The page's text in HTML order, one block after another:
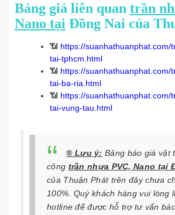
Bảng giá liên quan trần
Nano tại Đồng Nai của
📶 https://suanhathuanphat.com/
tai-tphcm.html
📶 https://suanhathuanphat.com/
tai-ba-ria.html
📶 https://suanhathuanphat.com/
tai-vung-tau.html
® Lưu ý: Bảng báo giá vật
công trần nhựa PVC, Nano tại
của Thuận Phát trên đây chưa
100%. Quý khách hàng vui lòng
hotline để được hỗ trợ tư vấn